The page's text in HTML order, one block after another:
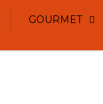
GOURMET